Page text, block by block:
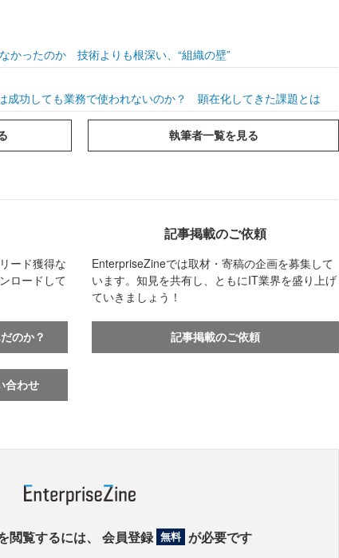
かったのか 技術よりも根深い、“組織の壁”
成功しても業務で使われないのか？ 顕在化してきた課題とは
執筆者一覧を見る
ード獲得な
ロードして
のか？
合わせ
記事掲載のご依頼
EnterpriseZineでは取材・寄稿の企画を募集して
います。知見を共有し、ともにIT業界を盛り上げ
ていきましょう！
記事掲載のご依頼
覧するには、 会員登録 無料 が必要です